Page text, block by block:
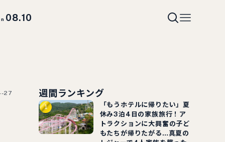
08.10
27 週間ランキング
「もうホテルに帰りたい」夏
休み3泊4日の家族旅行！ア
トラクションに大興奮の子ど
もたちが帰りたがる…真夏の